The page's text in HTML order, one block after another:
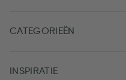
CATEGORIEËN
INSPIRATIE